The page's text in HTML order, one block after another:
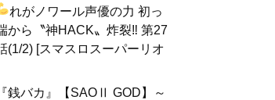
れがノワール声優の力 初っ
から〝神HACK〟炸裂‼ 第27
(1/2) [スマスロスーパーリオ
『銭バカ』【SAOⅡ GOD】～